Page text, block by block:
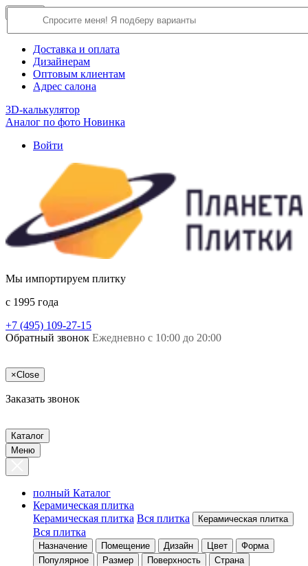
О компании
Доставка и оплата
Дизайнерам
Оптовым клиентам
Адрес салона
3D-калькулятор
Аналог по фото Новинка
Войти
Мы импортируем плитку
c 1995 года
+7 (495) 109-27-15
Обратный звонок Ежедневно с 10:00 до 20:00
×Close
Заказать звонок
Каталог
Меню
полный Каталог
Керамическая плитка
Керамическая плитка Вся плитка Керамическая плитка
Вся плитка
Назначение Помещение Дизайн Цвет
Форма
Популярное
Размер Поверхность Страна